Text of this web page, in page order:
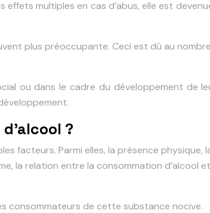
multiples en cas d’abus, elle est
plus préoccupante. Ceci est dû au
ou dans le cadre du développement de
?
facteurs. Parmi elles, la présence physique,
la relation entre la consommation d’alcool
consommateurs de cette substance nocive.